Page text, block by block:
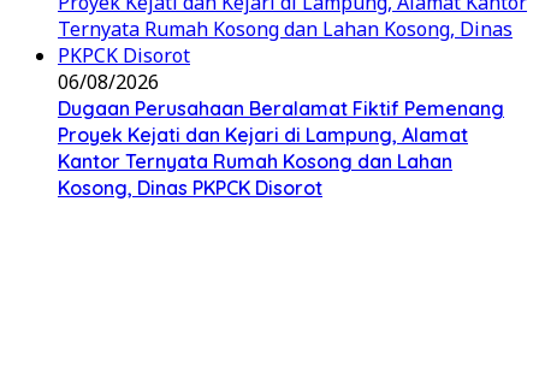
06/08/2026
Dugaan Perusahaan Beralamat Fiktif Pemenang
Proyek Kejati dan Kejari di Lampung, Alamat
Kantor Ternyata Rumah Kosong dan Lahan
Kosong, Dinas PKPCK Disorot